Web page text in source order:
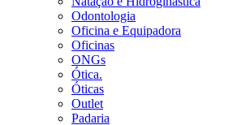
Odontologia
Oficina e Equipadora
Oficinas
ONGs
Ótica.
Óticas
Outlet
Padaria